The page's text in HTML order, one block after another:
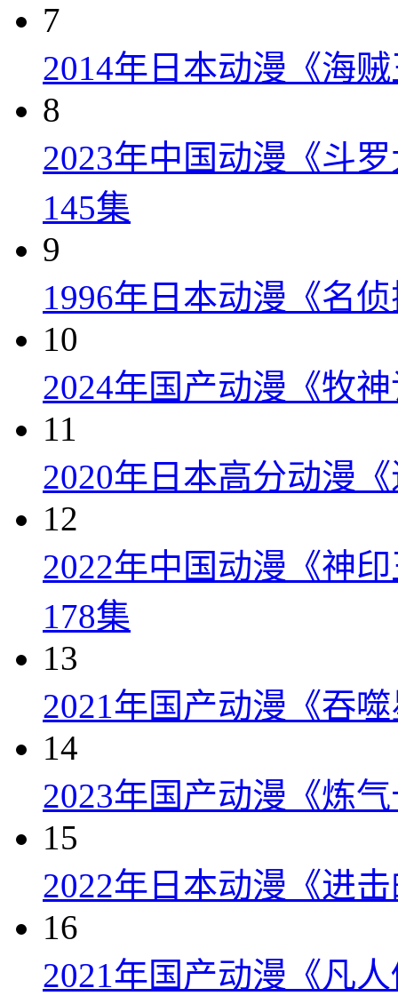
7
2014年日本动漫《海
8
2023年中国动漫《斗
145集
9
1996年日本动漫《名
10
2024年国产动漫《牧
11
2020年日本高分动漫
12
2022年中国动漫《神
178集
13
2021年国产动漫《吞
14
2023年国产动漫《炼
15
2022年日本动漫《进
16
2021年国产动漫《凡